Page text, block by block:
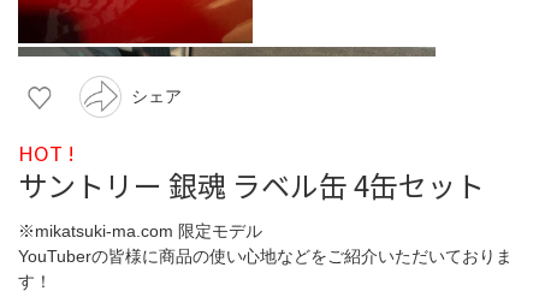
シェア
HOT !
サントリー 銀魂 ラベル缶 4缶セット
※mikatsuki-ma.com 限定モデル
YouTuberの皆様に商品の使い心地などをご紹介いただいておりま
す！